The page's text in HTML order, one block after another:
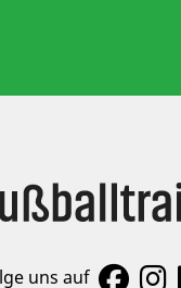
uns auf